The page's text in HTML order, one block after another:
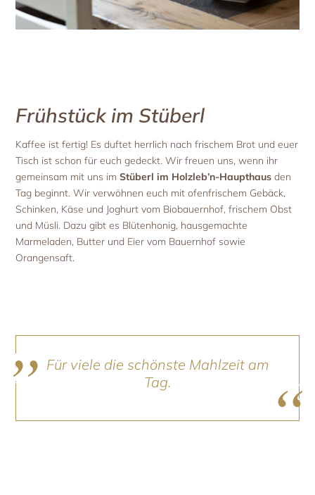
Frühstück im Stüberl
Kaffee ist fertig! Es duftet herrlich nach frischem Brot und euer
Tisch ist schon für euch gedeckt. Wir freuen uns, wenn ihr
gemeinsam mit uns imStüberl im Holzleb’n-Haupthaus den
Tag beginnt. Wir verwöhnen euch mit ofenfrischem Gebäck,
Schinken, Käse und Joghurt vom Biobauernhof, frischem Obst
und Müsli. Dazu gibt es Blütenhonig, hausgemachte
Marmeladen, Butter und Eier vom Bauernhof sowie
Orangensaft.
Für viele die schönste Mahlzeit am
Tag.